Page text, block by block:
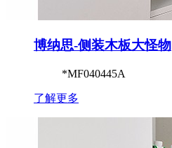
博纳思-侧装木板大怪物
*MF040445A
了解更多